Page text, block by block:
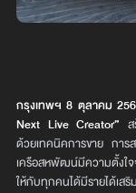
กรุงเทพฯ 8 ตุลาคม
Next Live Creator”
ด้วยเทคนิคการขาย การ
เครือสหพัฒน์มีความตั้งใจ
ให้กับทุกคนได้มีรายได้เส